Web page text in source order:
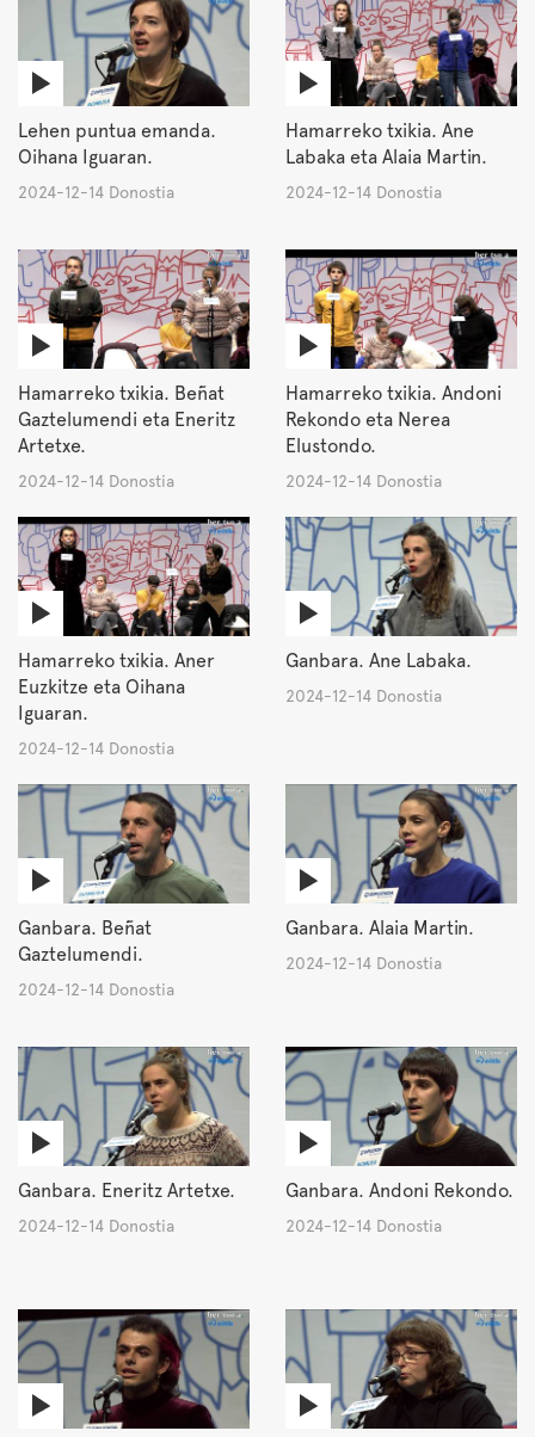
Lehen puntua emanda.
Oihana Iguaran.
2024-12-14 Donostia
Hamarreko txikia. Ane
Labaka eta Alaia Martin.
2024-12-14 Donostia
Hamarreko txikia. Beñat
Gaztelumendi eta Eneritz
Artetxe.
2024-12-14 Donostia
Hamarreko txikia. Andoni
Rekondo eta Nerea
Elustondo.
2024-12-14 Donostia
Hamarreko txikia. Aner
Euzkitze eta Oihana
Iguaran.
2024-12-14 Donostia
Ganbara. Ane Labaka.
2024-12-14 Donostia
Ganbara. Beñat
Gaztelumendi.
2024-12-14 Donostia
Ganbara. Alaia Martin.
2024-12-14 Donostia
Ganbara. Eneritz Artetxe.
2024-12-14 Donostia
Ganbara. Andoni Rekondo.
2024-12-14 Donostia